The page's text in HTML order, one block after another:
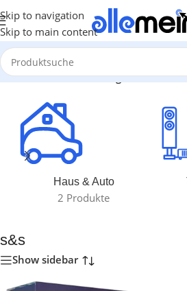
Skip to navigation
Skip to main content
Start/Produkte verschlagwortet mit
Haus & Auto
2 Produkte
s&s
Show sidebar